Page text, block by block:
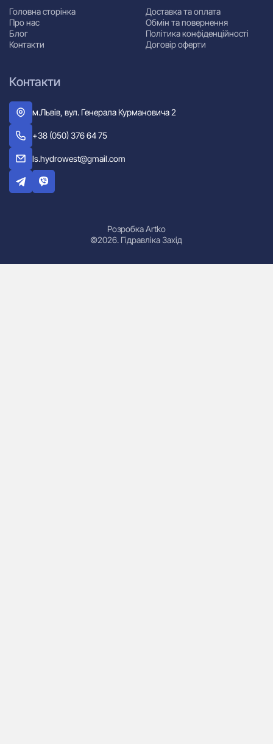
Головна сторінка
Про нас
Блог
Контакти
Доставка та оплата
Обмін та повернення
Політика конфіденційності
Договір оферти
Контакти
м.Львів, вул. Генерала Курмановича 2
+38 (050) 376 64 75
ls.hydrowest@gmail.com
©2026. Гідравліка Захід
Розробка Artko